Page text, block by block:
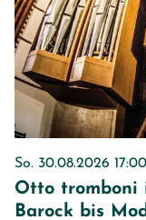
So. 30.08.2026
Otto tromboni
Barock bis